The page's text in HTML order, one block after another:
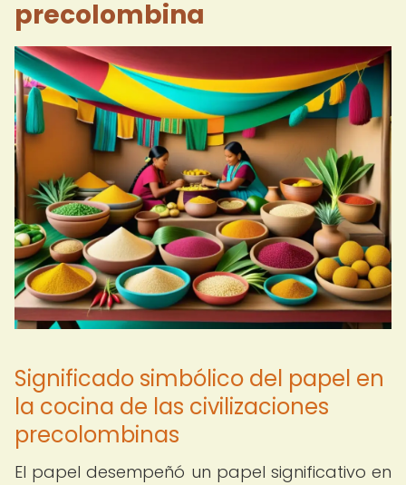
precolombina
Significado simbólico del papel en
la cocina de las civilizaciones
precolombinas
El papel desempeñó un papel significativo en